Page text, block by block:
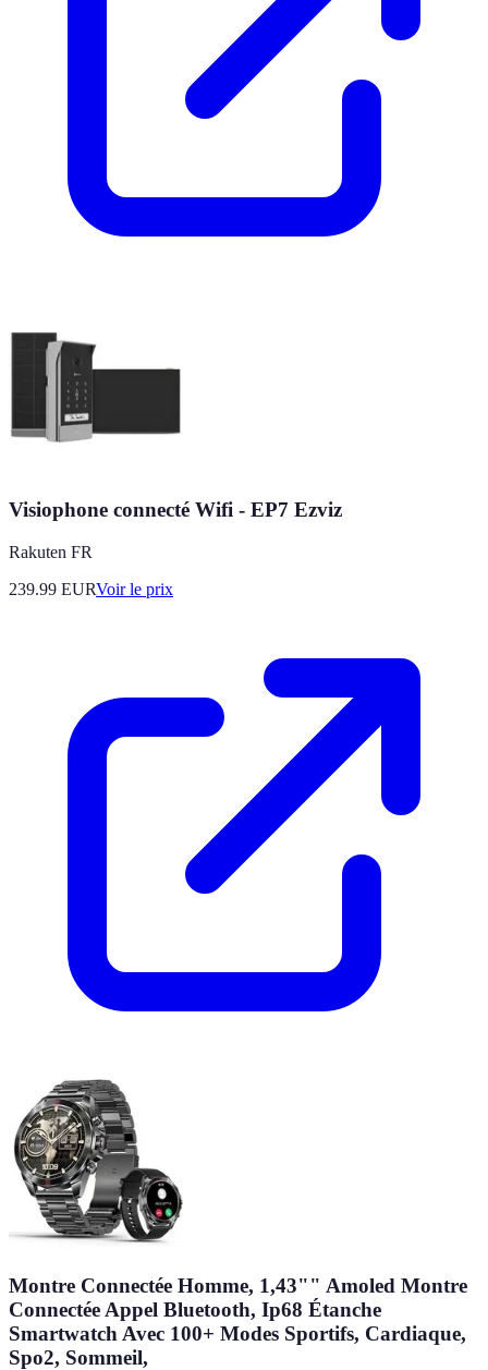
Visiophone connecté Wifi - EP7 Ezviz
Rakuten FR
239.99 EURVoir le prix
Montre Connectée Homme, 1,43"" Amoled Montre
Connectée Appel Bluetooth, Ip68 Étanche
Smartwatch Avec 100+ Modes Sportifs, Cardiaque,
Spo2, Sommeil,